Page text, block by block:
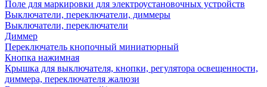
Поле для маркировки для электроустановочных устройств
Выключатели, переключатели, диммеры
Выключатели, переключатели
Диммер
Переключатель кнопочный миниатюрный
Кнопка нажимная
Крышка для выключателя, кнопки, регулятора освещенности,
диммера, переключателя жалюзи